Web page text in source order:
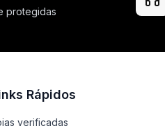
protegidas
Rápidos
verificadas